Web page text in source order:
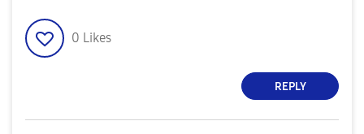
0 Likes
REPLY